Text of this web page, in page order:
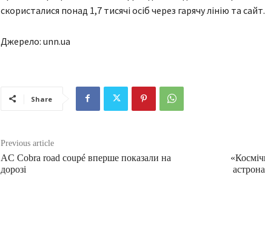
скористалися понад 1,7 тисячі осіб через гарячу лінію та
Джерело: unn.ua
Share
Previous article
AC Cobra road coupé вперше показали на
дорозі